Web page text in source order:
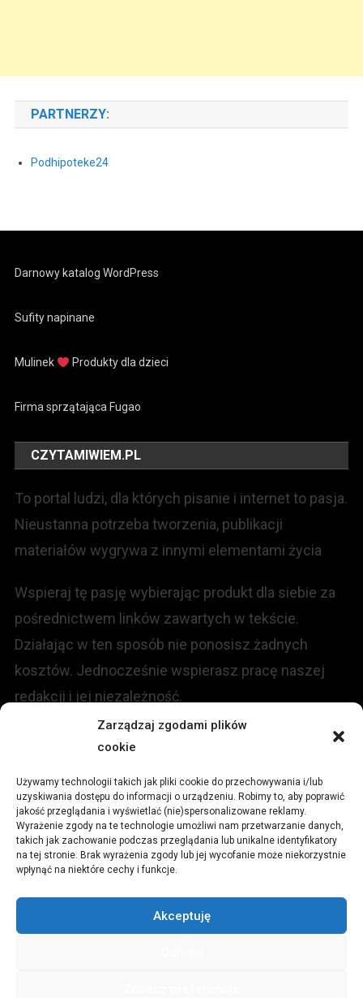
Zarządzaj zgodami plików
cookie
Używamy technologii takich jak pliki cookie do przechowywania i/lub
uzyskiwania dostępu do informacji o urządzeniu. Robimy to, aby poprawić
jakość przeglądania i wyświetlać (nie)spersonalizowane reklamy.
Wyrażenie zgody na te technologie umożliwi nam przetwarzanie danych,
takich jak zachowanie podczas przeglądania lub unikalne identyfikatory
na tej stronie. Brak wyrażenia zgody lub jej wycofanie może niekorzystnie
wpłynąć na niektóre cechy i funkcje.
Akceptuję
PARTNERZY:
Podhipoteke24
Darnowy katalog WordPress
Sufity napinane
Mulinek Produkty dla dzieci
Firma sprzątająca Fugao
CZYTAMIWIEM.PL
To portal ludzi, dla których pisanie i internet to pasja.
Nieustanna potrzeba tworzenia, publikacji
materiałów wygrywa z innymi elementami życia
Wspieraj tę pasję wybierając produkt dla siebie za
pośrednictwem linków zawartych w tekście.
Działając w ten sposób nie ponosisz żadnych
kosztów. Jednocześnie wspierasz pracę naszej
redakcji i jej niezależność.
Redakcja portalu:
ul.Stara 13, 42-600 Tarnowskie Góry
TEL:+48 509 547 822
redakcja@czytamiwiem.pl